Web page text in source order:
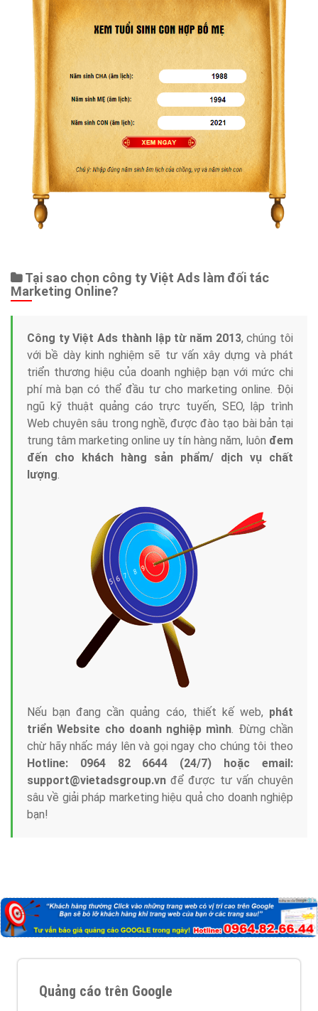
Tại sao chọn công ty Việt Ads làm đối tác
Marketing Online?
Công ty Việt Ads thành lập từ năm 2013, chúng tôi
với bề dày kinh nghiệm sẽ tư vấn xây dựng và phát
triển thương hiệu của doanh nghiệp bạn với mức chi
phí mà bạn có thể đầu tư cho marketing online. Đội
ngũ kỹ thuật quảng cáo trực tuyến, SEO, lập trình
Web chuyên sâu trong nghề, được đào tạo bài bản tại
trung tâm marketing online uy tín hàng năm, luôn đem
đến cho khách hàng sản phẩm/ dịch vụ chất
lượng.
Nếu bạn đang cần quảng cáo, thiết kế web, phát
triển Website cho doanh nghiệp mình. Đừng chần
chừ hãy nhấc máy lên và gọi ngay cho chúng tôi theo
Hotline: 0964 82 6644 (24/7) hoặc email:
support@vietadsgroup.vn để được tư vấn chuyên
sâu về giải pháp marketing hiệu quả cho doanh nghiệp
bạn!
Quảng cáo trên Google